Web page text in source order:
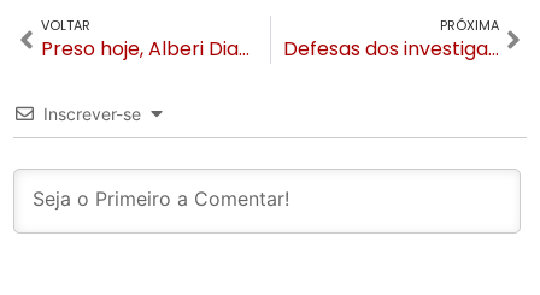
VOLTAR
Preso hoje, Alberi Dias (MDB) polemizou em março ao sugerir pulverizar Canela com álcool em gel
PRÓXIMA
Defesas dos investigados se manifestam sobre Operação da Polícia Civil
Inscrever-se